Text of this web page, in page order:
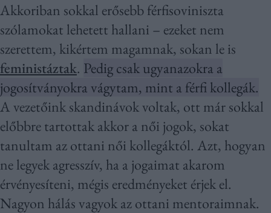
Akkoriban sokkal erősebb férfisoviniszta
szólamokat lehetett hallani – ezeket nem
szerettem, kikértem magamnak, sokan le is
feministáztak. Pedig csak ugyanazokra a
jogosítványokra vágytam, mint a férfi kollegák.
A vezetőink skandinávok voltak, ott már sokkal
előbbre tartottak akkor a női jogok, sokat
tanultam az ottani női kollegáktól. Azt, hogyan
ne legyek agresszív, ha a jogaimat akarom
érvényesíteni, mégis eredményeket érjek el.
Nagyon hálás vagyok az ottani mentoraimnak.